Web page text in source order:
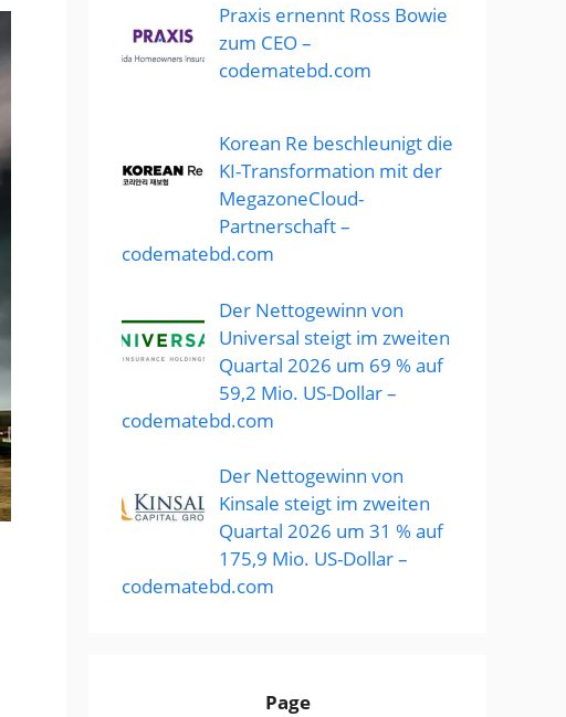
Praxis ernennt Ross Bowie
zum CEO –
codematebd.com
Korean Re beschleunigt die
KI-Transformation mit der
MegazoneCloud-
Partnerschaft –
codematebd.com
Der Nettogewinn von
Universal steigt im zweiten
Quartal 2026 um 69 % auf
59,2 Mio. US-Dollar –
codematebd.com
Der Nettogewinn von
Kinsale steigt im zweiten
Quartal 2026 um 31 % auf
175,9 Mio. US-Dollar –
codematebd.com
Page